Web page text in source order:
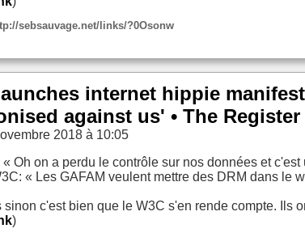
sebsauvage.net/links/?0Osonw
internet hippie
against us' • The Register
2018 à 10:05
« Oh on a perdu le contrôle sur nos données et
« Les GAFAM veulent mettre des DRM dans le
sinon c'est bien que le W3C s'en rende compte. Ils
)